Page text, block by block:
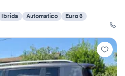
Ibrida Automatico
Euro 6